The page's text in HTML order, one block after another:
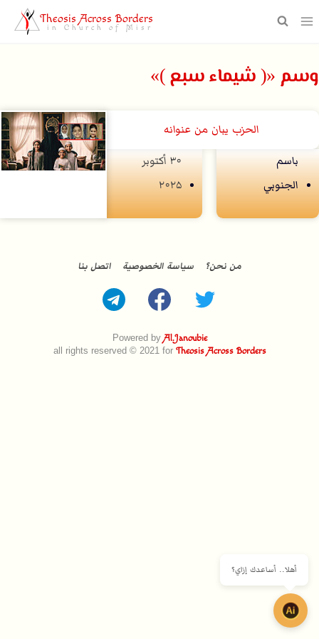
Theosis Across Borders
in Church of Misr
وسم «( شيماء سبع )»
الحزب يبان من عنوانه
باسم
الجنوبي
۳۰ أكتوبر
۲۰۲۵
Powered by Al.Janoubie
all rights reserved © 2021 for Theosis Across Borders
من نحن؟ سياسة الخصوصية اتصل بنا
أهلا.. أساعدك إزاي؟